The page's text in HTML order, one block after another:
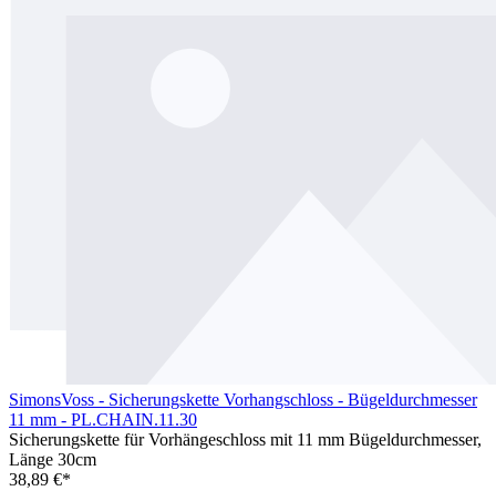
SimonsVoss - Sicherungskette Vorhangschloss - Bügeldurchmesser
11 mm - PL.CHAIN.11.30
Sicherungskette für Vorhängeschloss mit 11 mm Bügeldurchmesser,
Länge 30cm
38,89 €*